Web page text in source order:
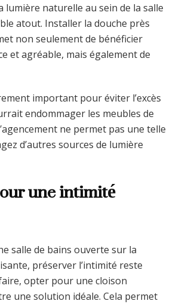
lumière naturelle au sein de la salle
atout. Installer la douche près
non seulement de bénéficier
et agréable, mais également de
important pour éviter l’excès
endommager les meubles de
ne permet pas une telle
d’autres sources de lumière
une intimité
salle de bains ouverte sur la
préserver l’intimité reste
opter pour une cloison
une solution idéale. Cela permet